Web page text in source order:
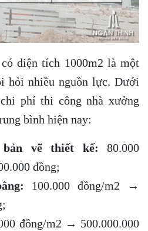
diện tích 1000m2 là một
hỏi nhiều nguồn lực. Dưới
phí thi công nhà xưởng
bình hiện nay:
vẽ thiết kế: 80.000
đồng;
100.000 đồng/m2 →
đồng/m2 → 500.000.000